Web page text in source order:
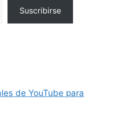
Suscribirse
de YouTube para